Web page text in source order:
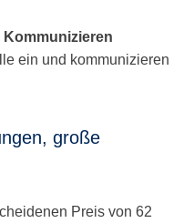
Kommunizieren
ein und kommunizieren
große
Preis von 62